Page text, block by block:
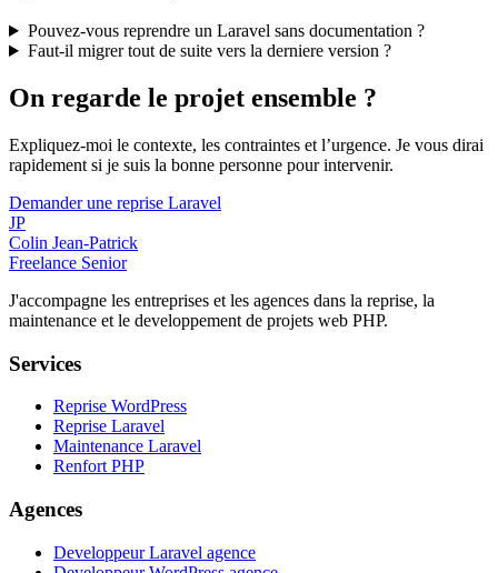
Pouvez-vous reprendre un Laravel sans documentation ?
Faut-il migrer tout de suite vers la derniere version ?
On regarde le projet ensemble ?
Expliquez-moi le contexte, les contraintes et l’urgence. Je vous dirai
rapidement si je suis la bonne personne pour intervenir.
Demander une reprise Laravel
JP
Colin Jean-Patrick
Freelance Senior
J'accompagne les entreprises et les agences dans la reprise, la
maintenance et le developpement de projets web PHP.
Services
Reprise WordPress
Reprise Laravel
Maintenance Laravel
Renfort PHP
Agences
Developpeur Laravel agence